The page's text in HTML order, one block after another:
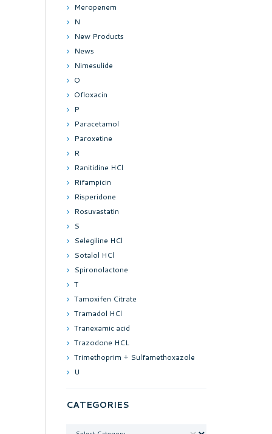
Meropenem
N
New Products
News
Nimesulide
O
Ofloxacin
P
Paracetamol
Paroxetine
R
Ranitidine HCl
Rifampicin
Risperidone
Rosuvastatin
S
Selegiline HCl
Sotalol HCl
Spironolactone
T
Tamoxifen Citrate
Tramadol HCl
Tranexamic acid
Trazodone HCL
Trimethoprim + Sulfamethoxazole
U
CATEGORIES